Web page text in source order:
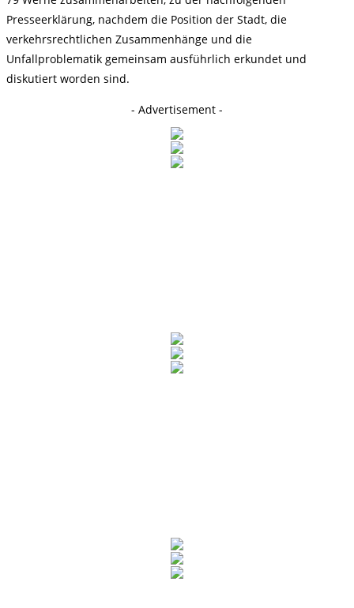
Presseerklärung, nachdem die Position der Stadt, die
verkehrsrechtlichen Zusammenhänge und die
Unfallproblematik gemeinsam ausführlich erkundet und
diskutiert worden sind.
- Advertisement -